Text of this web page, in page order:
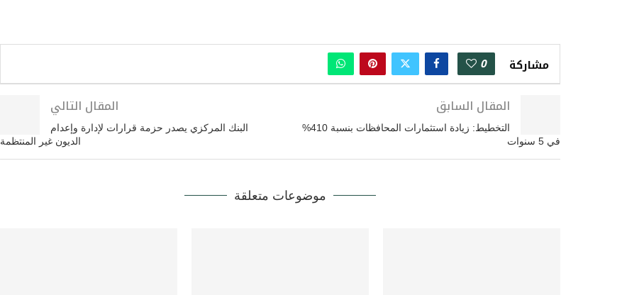
مشاركة 0
المقال السابق
التخطيط: زيادة استثمارات المحافظات بنسبة 410%
في 5 سنوات
المقال التالي
البنك المركزي يصدر حزمة قرارات لإدارة وإعدام
الديون غير المنتظمة
موضوعات متعلقة